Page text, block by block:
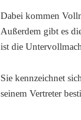
Dabei kommen
Außerdem gibt es
ist die
Sie kennzeichnet
seinem Vertreter